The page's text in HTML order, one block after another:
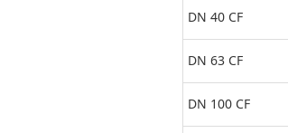
DN 40 CF
DN 63 CF
DN 100 CF